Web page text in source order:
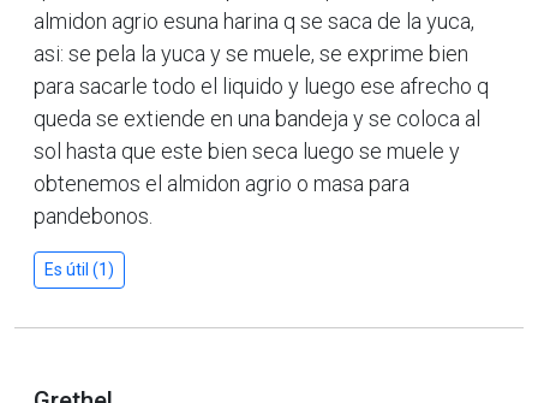
almidon agrio esuna harina q se saca de la yuca,
asi: se pela la yuca y se muele, se exprime bien
para sacarle todo el liquido y luego ese afrecho q
queda se extiende en una bandeja y se coloca al
sol hasta que este bien seca luego se muele y
obtenemos el almidon agrio o masa para
pandebonos.
Es útil (1)